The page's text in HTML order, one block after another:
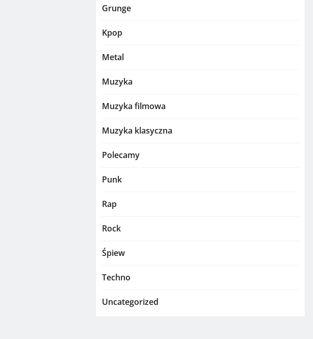
Grunge
Kpop
Metal
Muzyka
Muzyka filmowa
Muzyka klasyczna
Polecamy
Punk
Rap
Rock
Śpiew
Techno
Uncategorized